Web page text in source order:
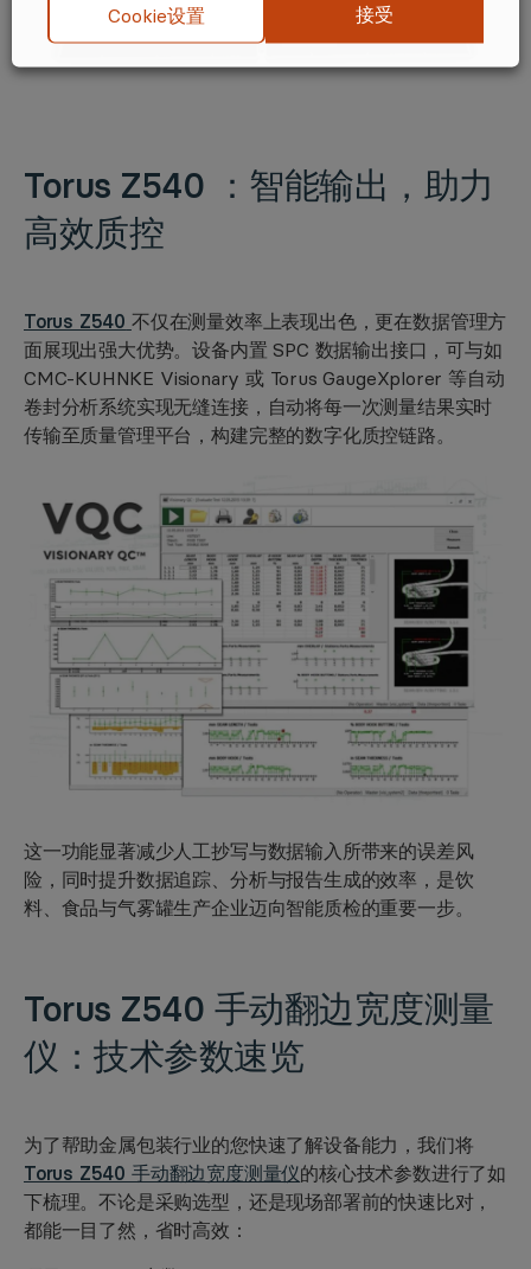
Torus Z540 ：智能输出，助力
高效质控
Torus Z540 不仅在测量效率上表现出色，更在数据管理方
面展现出强大优势。设备内置 SPC 数据输出接口，可与如
CMC-KUHNKE Visionary 或 Torus GaugeXplorer 等自动
卷封分析系统实现无缝连接，自动将每一次测量结果实时
传输至质量管理平台，构建完整的数字化质控链路。
这一功能显著减少人工抄写与数据输入所带来的误差风
险，同时提升数据追踪、分析与报告生成的效率，是饮
料、食品与气雾罐生产企业迈向智能质检的重要一步。
Torus Z540 手动翻边宽度测量
仪：技术参数速览
为了帮助金属包装行业的您快速了解设备能力，我们将
Torus Z540 手动翻边宽度测量仪的核心技术参数进行了如
下梳理。不论是采购选型，还是现场部署前的快速比对，
都能一目了然，省时高效：
Cookie设置 接受